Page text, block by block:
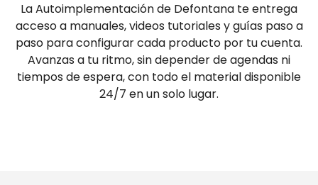
La Autoimplementación de Defontana te entrega
acceso a manuales, videos tutoriales y guías paso a
paso para configurar cada producto por tu cuenta.
Avanzas a tu ritmo, sin depender de agendas ni
tiempos de espera, con todo el material disponible
24/7 en un solo lugar.